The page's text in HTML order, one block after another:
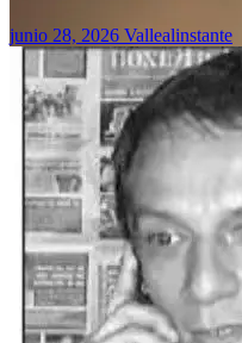
junio 28, 2026 Vallealinstante